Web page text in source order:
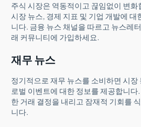
주식 시장은 역동적이고 끊임없이 변화
시장 뉴스, 경제 지표 및 기업 개발에 대
니다. 금융 뉴스 채널을 따르고 뉴스레
래 커뮤니티에 가입하세요.
재무 뉴스
정기적으로 재무 뉴스를 소비하면 시장
로벌 이벤트에 대한 정보를 제공합니
한 거래 결정을 내리고 잠재적 기회를
니다.